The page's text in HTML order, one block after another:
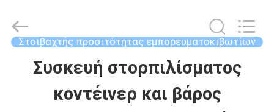
ΣΠΊΤΙ
Development
Ltd..
Στοιβαχτής προσιτότητας εμπορευματοκιβωτίων
Συσκευή στορπιλίσματος
κοντέινερ και βάρος